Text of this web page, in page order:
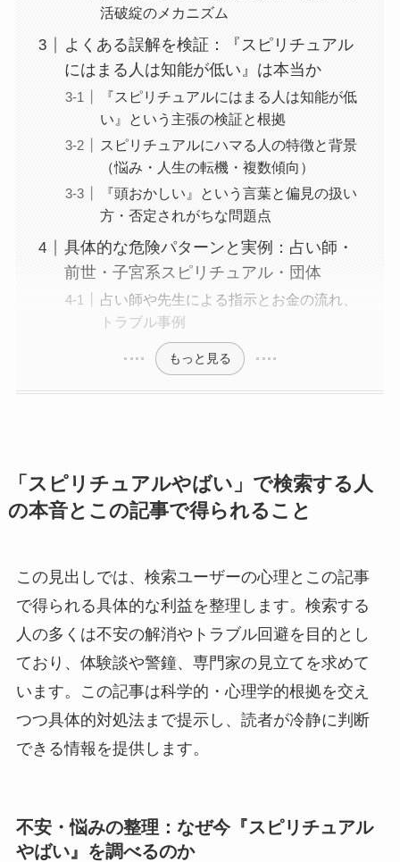
活破綻のメカニズム
よくある誤解を検証：『スピリチュアル
にはまる人は知能が低い』は本当か
『スピリチュアルにはまる人は知能が低
い』という主張の検証と根拠
スピリチュアルにハマる人の特徴と背景
（悩み・人生の転機・複数傾向）
『頭おかしい』という言葉と偏見の扱い
方・否定されがちな問題点
具体的な危険パターンと実例：占い師・
前世・子宮系スピリチュアル・団体
占い師や先生による指示とお金の流れ、
トラブル事例
もっと見る
「スピリチュアルやばい」で検索する人
の本音とこの記事で得られること
この見出しでは、検索ユーザーの心理とこの記事
で得られる具体的な利益を整理します。検索する
人の多くは不安の解消やトラブル回避を目的とし
ており、体験談や警鐘、専門家の見立てを求めて
います。この記事は科学的・心理学的根拠を交え
つつ具体的対処法まで提示し、読者が冷静に判断
できる情報を提供します。
不安・悩みの整理：なぜ今『スピリチュアル
やばい』を調べるのか